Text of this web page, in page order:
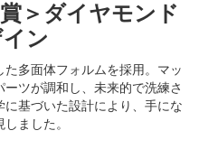
＞ダイヤモンド
ン
多面体フォルムを採用。マッ
ツが調和し、未来的で洗練さ
基づいた設計により、手にな
ました。